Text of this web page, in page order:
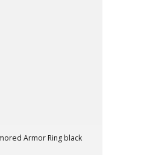
Armor Ring black